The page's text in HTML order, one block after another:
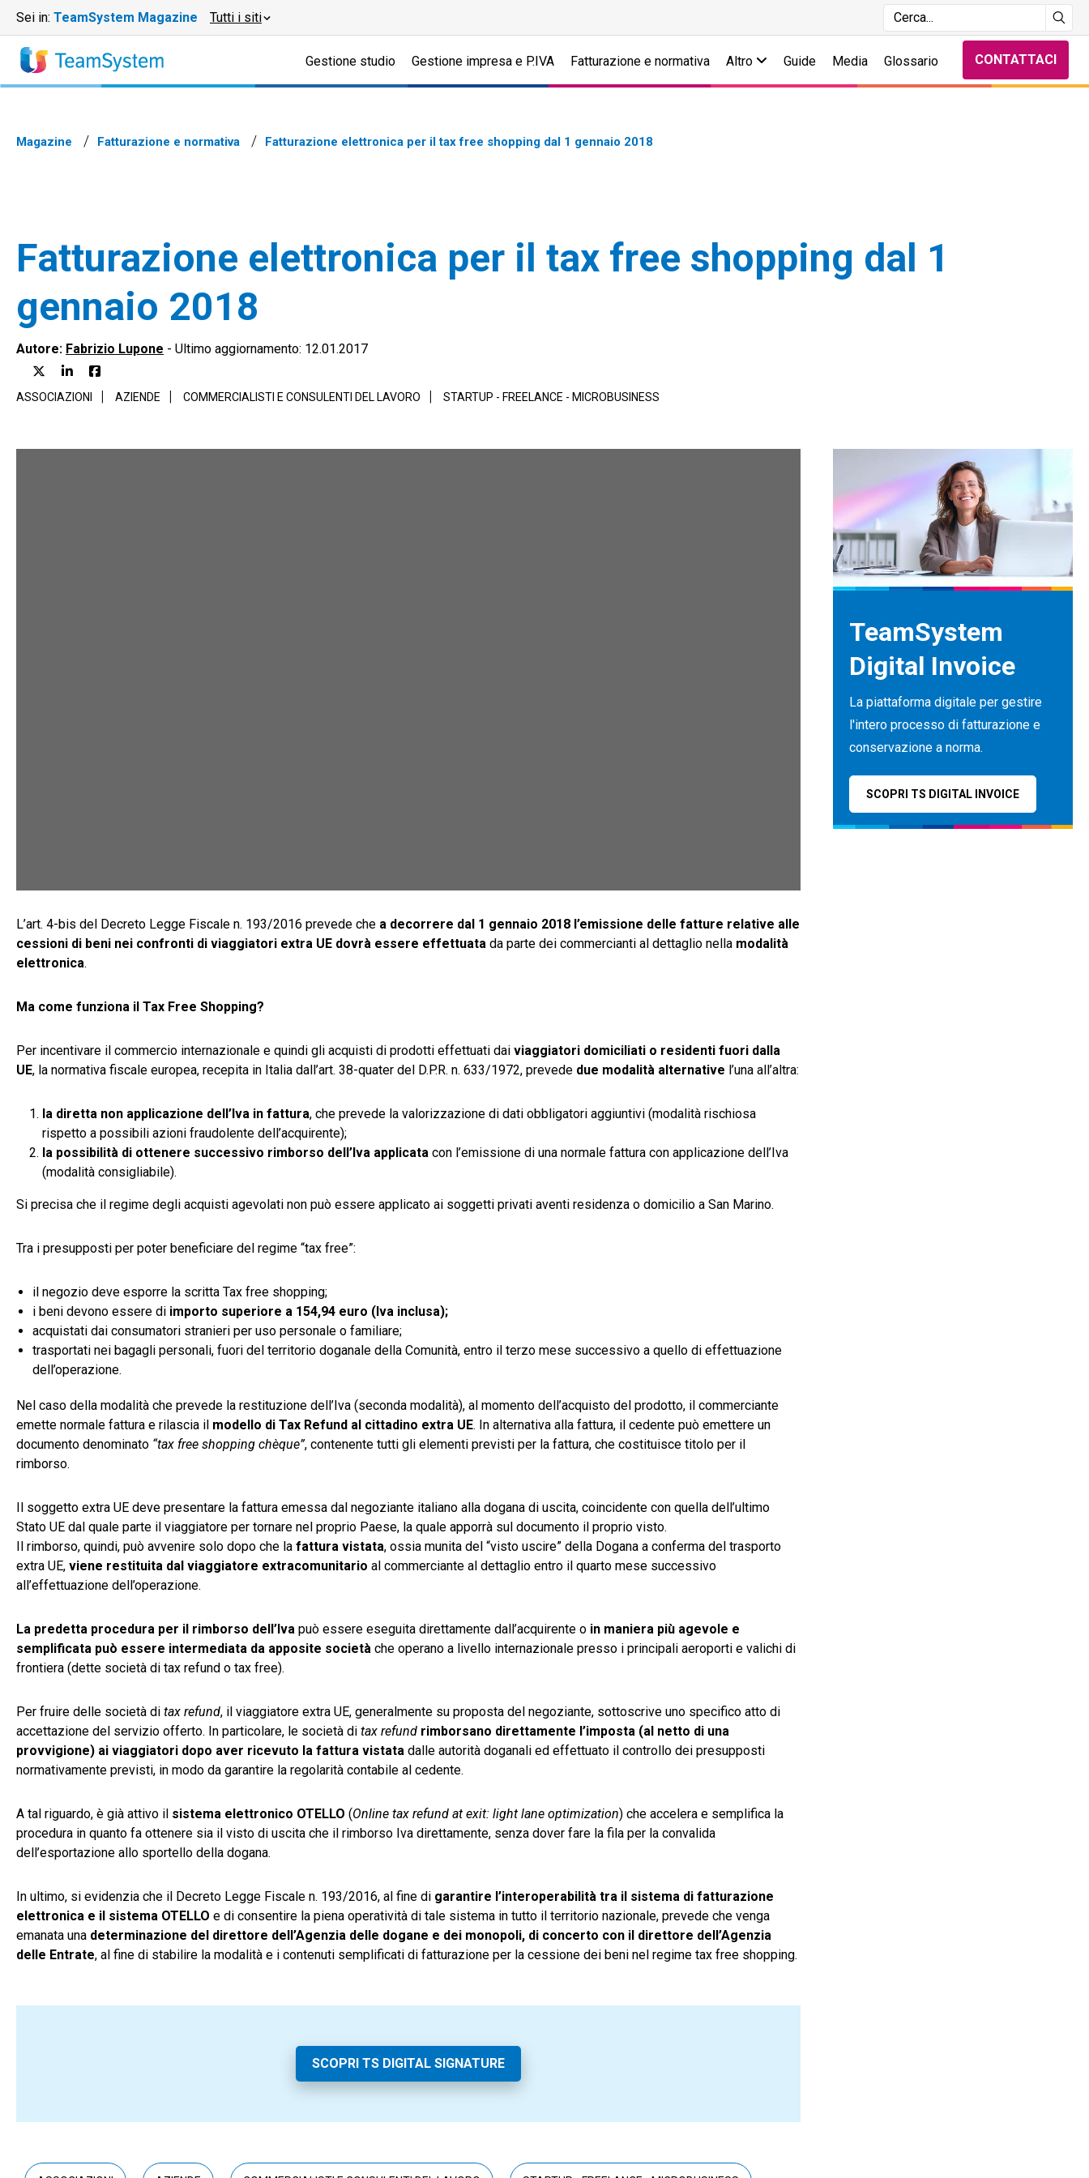
Sei in: TeamSystem Magazine Tutti i siti
Gestione studio Gestione impresa e P.IVA Fatturazione e normativa Altro Guide Media Glossario CONTATTACI
Magazine Fatturazione e normativa Fatturazione elettronica per il tax free shopping dal 1 gennaio 2018
Fatturazione elettronica per il tax free shopping dal 1
gennaio 2018
Autore: Fabrizio Lupone - Ultimo aggiornamento: 12.01.2017
ASSOCIAZIONI AZIENDE COMMERCIALISTI E CONSULENTI DEL LAVORO STARTUP - FREELANCE - MICROBUSINESS
L’art. 4-bis del Decreto Legge Fiscale n. 193/2016 prevede che a decorrere dal 1 gennaio 2018 l’emissione delle fatture relative alle
cessioni di beni nei confronti di viaggiatori extra UE dovrà essere effettuata da parte dei commercianti al dettaglio nella modalità
elettronica.
Ma come funziona il Tax Free Shopping?
Per incentivare il commercio internazionale e quindi gli acquisti di prodotti effettuati dai viaggiatori domiciliati o residenti fuori dalla
UE, la normativa fiscale europea, recepita in Italia dall’art. 38-quater del D.P.R. n. 633/1972, prevede due modalità alternative l’una all’altra:
la diretta non applicazione dell’Iva in fattura, che prevede la valorizzazione di dati obbligatori aggiuntivi (modalità rischiosa
rispetto a possibili azioni fraudolente dell’acquirente);
la possibilità di ottenere successivo rimborso dell’Iva applicata con l’emissione di una normale fattura con applicazione dell’Iva
(modalità consigliabile).
Si precisa che il regime degli acquisti agevolati non può essere applicato ai soggetti privati aventi residenza o domicilio a San Marino.
Tra i presupposti per poter beneficiare del regime “tax free”:
il negozio deve esporre la scritta Tax free shopping;
i beni devono essere di importo superiore a 154,94 euro (Iva inclusa);
acquistati dai consumatori stranieri per uso personale o familiare;
trasportati nei bagagli personali, fuori del territorio doganale della Comunità, entro il terzo mese successivo a quello di effettuazione
dell’operazione.
Nel caso della modalità che prevede la restituzione dell’Iva (seconda modalità), al momento dell’acquisto del prodotto, il commerciante
emette normale fattura e rilascia il modello di Tax Refund al cittadino extra UE. In alternativa alla fattura, il cedente può emettere un
documento denominato “tax free shopping chèque”, contenente tutti gli elementi previsti per la fattura, che costituisce titolo per il
rimborso.
Il soggetto extra UE deve presentare la fattura emessa dal negoziante italiano alla dogana di uscita, coincidente con quella dell’ultimo
Stato UE dal quale parte il viaggiatore per tornare nel proprio Paese, la quale apporrà sul documento il proprio visto.
Il rimborso, quindi, può avvenire solo dopo che la fattura vistata, ossia munita del “visto uscire” della Dogana a conferma del trasporto
extra UE, viene restituita dal viaggiatore extracomunitario al commerciante al dettaglio entro il quarto mese successivo
all’effettuazione dell’operazione.
La predetta procedura per il rimborso dell’Iva può essere eseguita direttamente dall’acquirente o in maniera più agevole e
semplificata può essere intermediata da apposite società che operano a livello internazionale presso i principali aeroporti e valichi di
frontiera (dette società di tax refund o tax free).
Per fruire delle società di tax refund, il viaggiatore extra UE, generalmente su proposta del negoziante, sottoscrive uno specifico atto di
accettazione del servizio offerto. In particolare, le società di tax refund rimborsano direttamente l’imposta (al netto di una
provvigione) ai viaggiatori dopo aver ricevuto la fattura vistata dalle autorità doganali ed effettuato il controllo dei presupposti
normativamente previsti, in modo da garantire la regolarità contabile al cedente.
A tal riguardo, è già attivo il sistema elettronico OTELLO (Online tax refund at exit: light lane optimization) che accelera e semplifica la
procedura in quanto fa ottenere sia il visto di uscita che il rimborso Iva direttamente, senza dover fare la fila per la convalida
dell’esportazione allo sportello della dogana.
In ultimo, si evidenzia che il Decreto Legge Fiscale n. 193/2016, al fine di garantire l’interoperabilità tra il sistema di fatturazione
elettronica e il sistema OTELLO e di consentire la piena operatività di tale sistema in tutto il territorio nazionale, prevede che venga
emanata una determinazione del direttore dell’Agenzia delle dogane e dei monopoli, di concerto con il direttore dell’Agenzia
delle Entrate, al fine di stabilire la modalità e i contenuti semplificati di fatturazione per la cessione dei beni nel regime tax free shopping.
SCOPRI TS DIGITAL SIGNATURE
TeamSystem
Digital Invoice
La piattaforma digitale per gestire
l'intero processo di fatturazione e
conservazione a norma.
SCOPRI TS DIGITAL INVOICE